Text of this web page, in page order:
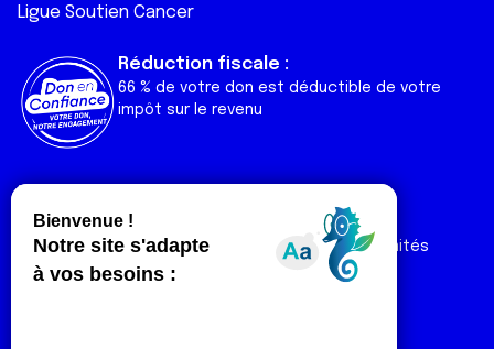
Ligue Soutien Cancer
Réduction fiscale :
66 % de votre don est déductible de votre
impôt sur le revenu
Liens utiles
Nos actualités
Nos publications
Contact
Espace Ligue & comités
Espace chercheur